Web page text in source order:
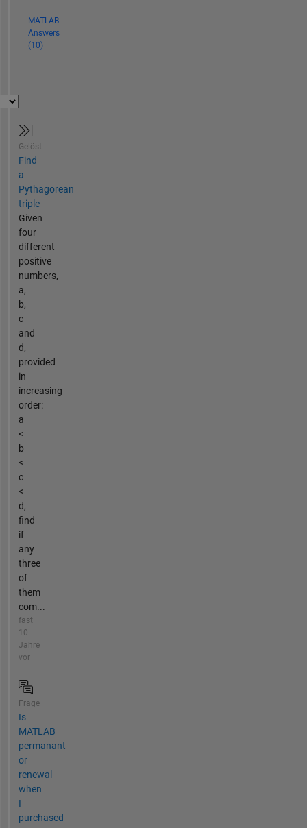
MATLAB
Answers
(10)
Gelöst
Find
a
Pythagorean
triple
Given
four
different
positive
numbers,
a,
b,
c
and
d,
provided
in
increasing
order:
a
<
b
<
c
<
d,
find
if
any
three
of
them
com...
fast
10
Jahre
vor
Frage
Is
MATLAB
permanant
or
renewal
when
I
purchased